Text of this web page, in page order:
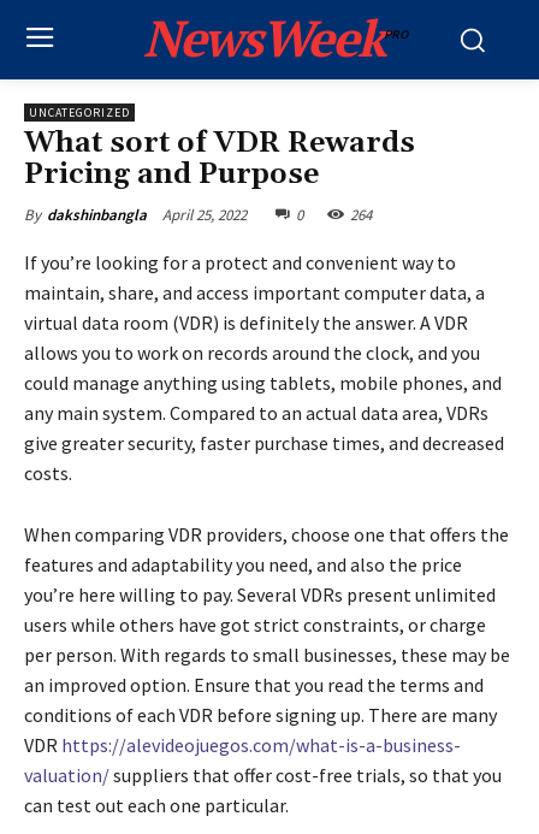
NewsWeekPRO
UNCATEGORIZED
What sort of VDR Rewards
Pricing and Purpose
By dakshinbangla April 25, 2022 0 264
If you’re looking for a protect and convenient way to
maintain, share, and access important computer data, a
virtual data room (VDR) is definitely the answer. A VDR
allows you to work on records around the clock, and you
could manage anything using tablets, mobile phones, and
any main system. Compared to an actual data area, VDRs
give greater security, faster purchase times, and decreased
costs.
When comparing VDR providers, choose one that offers the
features and adaptability you need, and also the price
you’re here willing to pay. Several VDRs present unlimited
users while others have got strict constraints, or charge
per person. With regards to small businesses, these may be
an improved option. Ensure that you read the terms and
conditions of each VDR before signing up. There are many
VDR https://alevideojuegos.com/what-is-a-business-
valuation/suppliers that offer cost-free trials, so that you
can test out each one particular.